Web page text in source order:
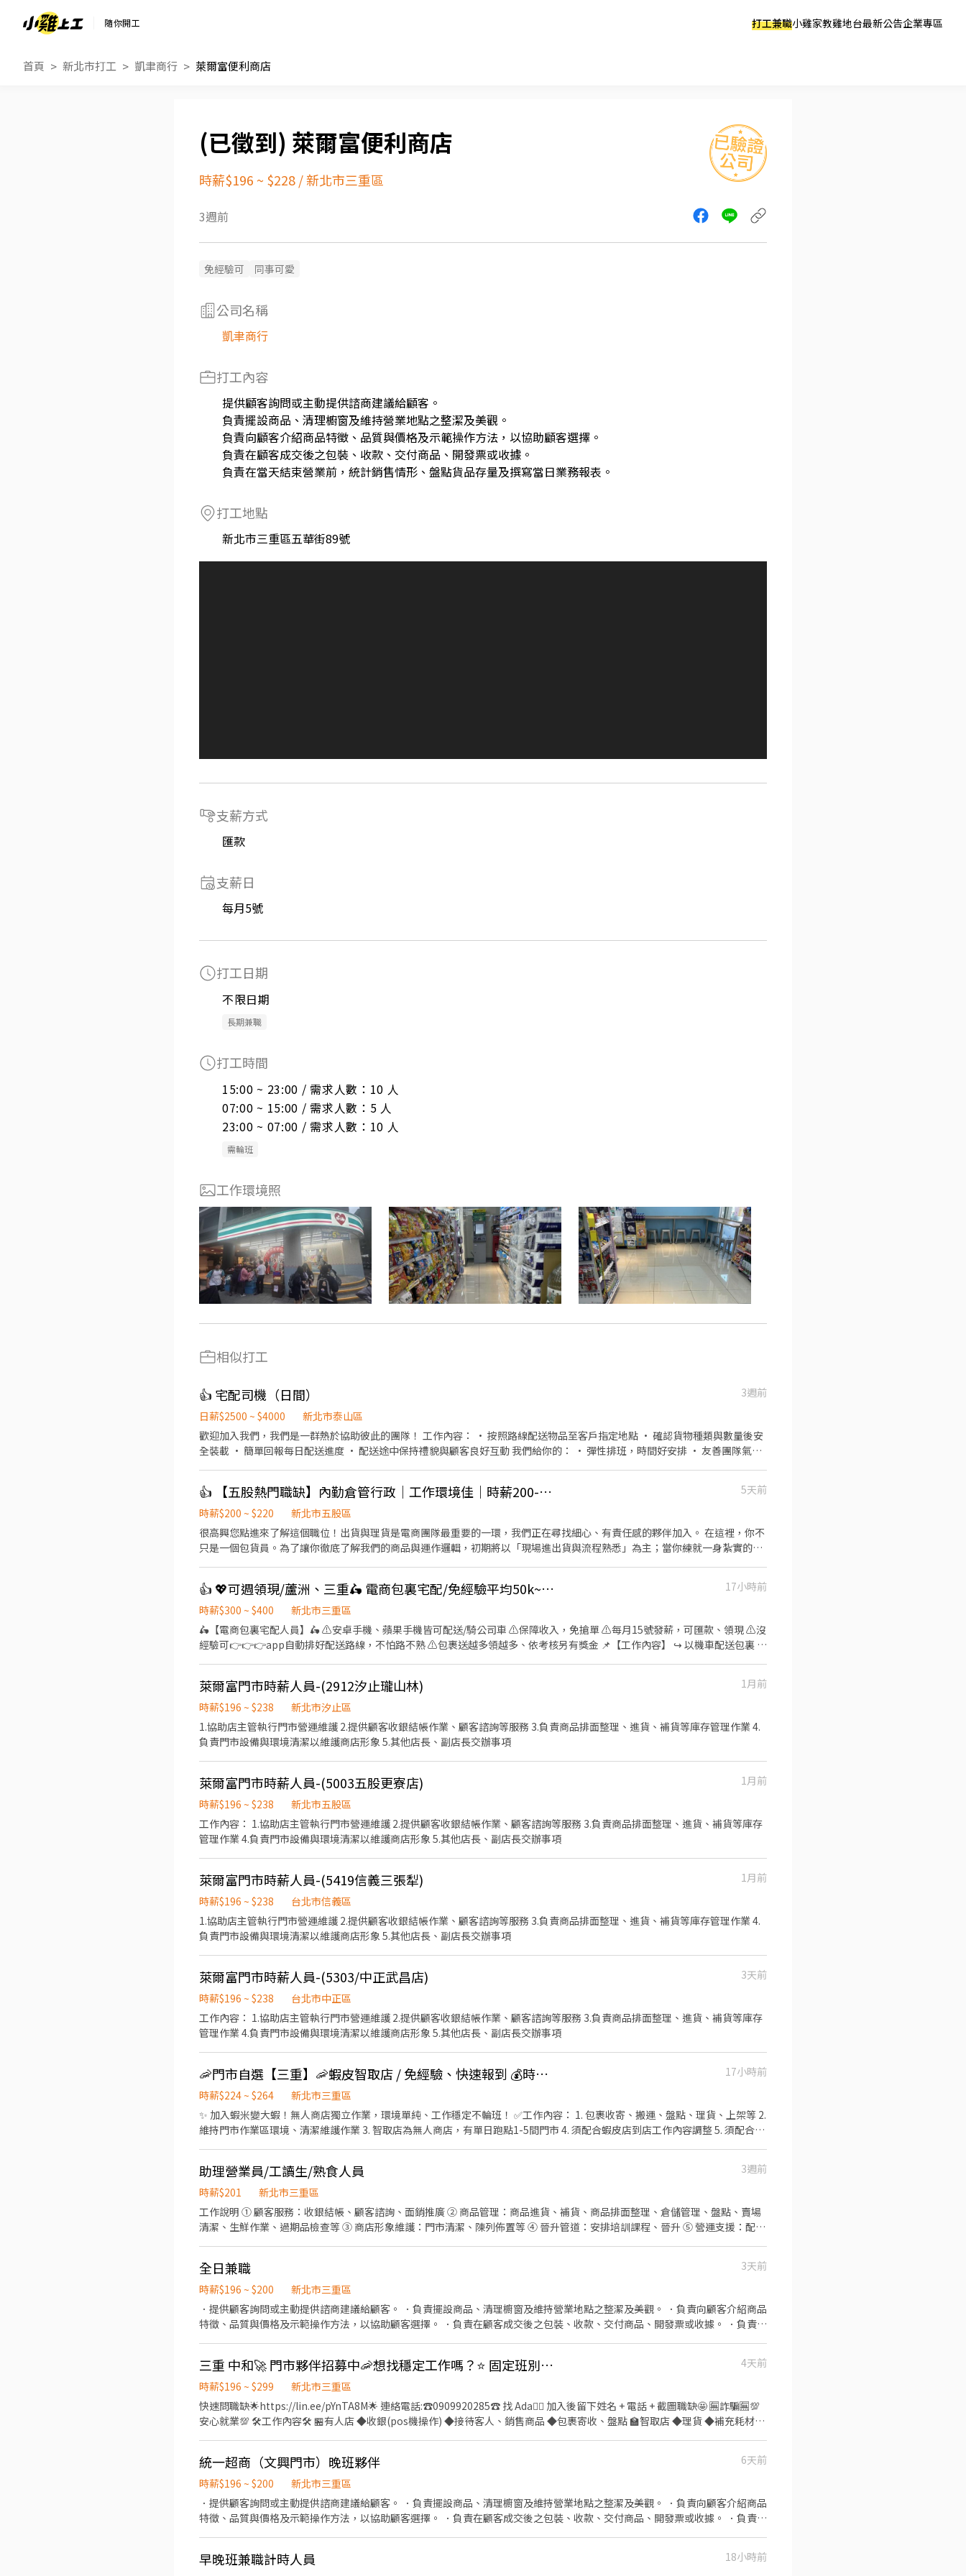
隨你開工 打工兼職小雞家教雞地台最新公告企業專區
首頁 新北市打工 凱聿商行 萊爾富便利商店
萊爾富便利商店
時薪$196 ~ $228/新北市三重區
3週前
免經驗可 同事可愛
公司名稱
凱聿商行
打工內容
提供顧客詢問或主動提供諮商建議給顧客。
負責擺設商品、清理櫥窗及維持營業地點之整潔及美觀。
負責向顧客介紹商品特徵、品質與價格及示範操作方法，以協助顧客選擇。
負責在顧客成交後之包裝、收款、交付商品、開發票或收據。
負責在當天結束營業前，統計銷售情形、盤點貨品存量及撰寫當日業務報表。
打工地點
新北市三重區五華街89號
支薪方式
匯款
支薪日
每月5號
打工日期
不限日期
長期兼職
打工時間
15:00 ~ 23:00 / 需求人數：10 人
07:00 ~ 15:00 / 需求人數：5 人
23:00 ~ 07:00 / 需求人數：10 人
需輪班
工作環境照
相似打工
👍 宅配司機（日間）
3週前
日薪$2500 ~ $4000
新北市泰山區
歡迎加入我們，我們是一群熱於協助彼此的團隊！ 工作內容： • 按照路線配送物品至客戶指定地點 • 確認貨物種類與數量後安
全裝載 • 簡單回報每日配送進度 • 配送途中保持禮貌與顧客良好互動 我們給你的： • 彈性排班，時間好安排 • 友善團隊氣
👍 【五股熱門職缺】內勤倉管行政｜工作環境佳｜時薪200-220｜可現領週領
5天前
時薪$200 ~ $220
新北市五股區
很高興您點進來了解這個職位！出貨與理貨是電商團隊最重要的一環，我們正在尋找細心、有責任感的夥伴加入。 在這裡，你不
只是一個包貨員。為了讓你徹底了解我們的商品與運作邏輯，初期將以「現場進出貨與流程熟悉」為主；當你練就一身紮實的基
管：執行產品品管檢查。（⚠️ 小提醒：此職務需配合搬運部分貨品，歡迎當作日常活動筋骨！） 庫存掌握：協助訂單備貨統計、
定期的庫存管理與盤點作業。 💻 第二階段：行政營運與客服支援（技能再升級） 數據與表單：協助訂單管理與簡易報表、表單
製作。 客服與行政：熟悉現場作業後，將視情況安排執行客服回覆與行政相關支援。 團隊協作：其他主管交辦事項，與團隊一起
解決營運上的大小事。 【我們在找這樣的你】 細心負責：面對繁雜的訂單與商品，能保持耐心與細緻度。 靈活彈性：願意配合
現場實際情況，彈性調配每日的工作優先順序。 願意學習：不排斥體力活，且對電商後台行政、客服作業有學習熱忱。 【公司官
網】 https://www.jessica94daily.com (歡迎先至官網逛逛，了解我們正在熱賣的優質商品！)
👍 💖可週領現/蘆洲、三重🛵 電商包裏宅配/免經驗平均50k~70k/公司車
17小時前
時薪$300 ~ $400
新北市三重區
🛵【電商包裏宅配人員】🛵 ⚠️安卓手機、蘋果手機皆可配送/騎公司車 ⚠️保障收入，免搶單 ⚠️每月15號發薪，可匯款、領現 ⚠️沒
經驗可👉👉👉app自動排好配送路線，不怕路不熟 ⚠️包裹送越多領越多、依考核另有獎金 📌【工作內容】 ↪︎ 以機車配送包裏 ⏰
歷（1分鐘完成，快速安排送審）： 👉https://reurl.cc/V292KN 🔒 【隱私防線】個資僅供廠商審核，敏感欄位（身分證/詳細地
址）錄取前皆可先不填！ ➋加入留言： 👉https://lin.ee/OBnhVN5 私訊留下 ⌜姓名+電話 +應徵電商包裏外送」💥
萊爾富門市時薪人員-(2912汐止瓏山林)
1月前
時薪$196 ~ $238
新北市汐止區
1.協助店主管執行門市營運維護 2.提供顧客收銀結帳作業、顧客諮詢等服務 3.負責商品排面整理、進貨、補貨等庫存管理作業 4.
負責門市設備與環境清潔以維護商店形象 5.其他店長、副店長交辦事項
萊爾富門市時薪人員-(5003五股更寮店)
1月前
時薪$196 ~ $238
新北市五股區
工作內容： 1.協助店主管執行門市營運維護 2.提供顧客收銀結帳作業、顧客諮詢等服務 3.負責商品排面整理、進貨、補貨等庫存
管理作業 4.負責門市設備與環境清潔以維護商店形象 5.其他店長、副店長交辦事項
萊爾富門市時薪人員-(5419信義三張犁)
1月前
時薪$196 ~ $238
台北市信義區
1.協助店主管執行門市營運維護 2.提供顧客收銀結帳作業、顧客諮詢等服務 3.負責商品排面整理、進貨、補貨等庫存管理作業 4.
負責門市設備與環境清潔以維護商店形象 5.其他店長、副店長交辦事項
萊爾富門市時薪人員-(5303/中正武昌店)
3天前
時薪$196 ~ $238
台北市中正區
工作內容： 1.協助店主管執行門市營運維護 2.提供顧客收銀結帳作業、顧客諮詢等服務 3.負責商品排面整理、進貨、補貨等庫存
管理作業 4.負責門市設備與環境清潔以維護商店形象 5.其他店長、副店長交辦事項
🦐門市自選【三重】🦐蝦皮智取店 / 免經驗、快速報到 💰時薪 224-264
17小時前
時薪$224 ~ $264
新北市三重區
✨ 加入蝦米變大蝦！無人商店獨立作業，環境單純、工作穩定不輪班！ ✅工作內容： 1. 包裹收寄、搬運、盤點、理貨、上架等 2.
維持門市作業區環境、清潔維護作業 3. 智取店為無人商店，有單日跑點1-5間門市 4. 須配合蝦皮店到店工作內容調整 5. 須配合鄰
17:30-22:30、17:30-23:30、18:30-22:30、18:30-23:30 (上班時數為2~6小時依實際情況而定) 🔹夜班 ：23:30–03:30 (上班時數
為2~4小時依實際情況而定) 🔹假日早班：07:00-12:00 🔹假日晚班：17:30-23:30 (上班時數為2~6小時，一個月至少6天，依實際
情況而定) ⸻ ✅工作待遇： 日班時薪=$224 晚班另有獎金+20=時薪$244 夜班另有獎金+40=時薪$264
━━━━━━━━━━━━━ 📍 【熱門開缺地點】新北市三重、土城、中和、永和、汐止、板橋、淡水、新店、新莊、蘆洲
━━━━━━━━━━━━ 📩 【火速卡位應徵流程】 ➊ 點擊填寫廠商制式履歷（1分鐘完成，快速安排送審）： 👉
https://reurl.cc/Wbek79 🔒 【隱私防線】個資僅供廠商審核，敏感欄位（身分證/詳細地址）錄取前皆可先不填！ ➋加入留言：
👉https://lin.ee/OBnhVN5 私訊留下 ⌜姓名+電話 +應徵蝦皮門市人員」💥
助理營業員/工讀生/熟食人員
3週前
時薪$201
新北市三重區
工作說明 ① 顧客服務：收銀結帳、顧客諮詢、面銷推廣 ② 商品管理：商品進貨、補貨、商品排面整理、倉儲管理、盤點、賣場
清潔、生鮮作業、過期品檢查等 ③ 商店形象維護：門市清潔、陳列佈置等 ④ 晉升管道：安排培訓課程、晉升 ⑤ 營運支援：配合
全日兼職
3天前
時薪$196 ~ $200
新北市三重區
．提供顧客詢問或主動提供諮商建議給顧客。 ．負責擺設商品、清理櫥窗及維持營業地點之整潔及美觀。 ．負責向顧客介紹商品
特徵、品質與價格及示範操作方法，以協助顧客選擇。 ．負責在顧客成交後之包裝、收款、交付商品、開發票或收據。 ．負責在
三重 中和🚀 門市夥伴招募中🦐想找穩定工作嗎？⭐ 固定班別＋完整培訓＋油資補貼！
4天前
時薪$196 ~ $299
新北市三重區
快速問職缺🌟https://lin.ee/pYnTA8M🌟 連絡電話:☎️0909920285☎️ 找 Ada🙋‍♀️ 加入後留下姓名 + 電話 + 截圖職缺🤩 🈚️詐騙🈚️💯
安心就業💯 🛠️工作內容🛠️ 🏪有人店 ◆收銀(pos機操作) ◆接待客人、銷售商品 ◆包裹寄收、盤點 🏫智取店 ◆理貨 ◆補充耗材
30000/月 ◆苗栗以南、基隆地區 29500/月 ★兼職、假日班 ※獎金各區不同，個別面試可問 ◆台北201/時+區域津貼($5~$45) ◆
其餘地區196/時+區域津貼($5~$45) 🏫智取店 ※獎金各區不同，個別面試可問(津貼包含區域，班別，交通三項津貼) ◆台北209/
時+津貼($33~$68) ◆其餘地區204/時+津貼($8~$83) ‼️工作需求‼️ ★需支援附近門市 🎉工作福利🎉 🏪有人店 ★固定班別 ★完整
教育訓練 🏫智取店 ★油資、維修補貼 ★固定班別 ★完整教育訓練 快速問職缺🌟https://lin.ee/pYnTA8M🌟 連絡電
話:☎️0909920285☎️ 找 Ada🙋‍♀️ 加入後留下姓名 + 電話 + 截圖職缺🤩 🈚️詐騙🈚️💯安心就業💯
統一超商（文興門市）晚班夥伴
6天前
時薪$196 ~ $200
新北市三重區
．提供顧客詢問或主動提供諮商建議給顧客。 ．負責擺設商品、清理櫥窗及維持營業地點之整潔及美觀。 ．負責向顧客介紹商品
特徵、品質與價格及示範操作方法，以協助顧客選擇。 ．負責在顧客成交後之包裝、收款、交付商品、開發票或收據。 ．負責在
早晚班兼職計時人員
18小時前